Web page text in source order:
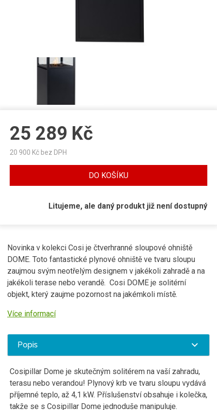
25 289 Kč
20 900 Kč bez DPH
DO KOŠÍKU
Litujeme, ale daný produkt již není dostupný
Novinka v kolekci Cosi je čtverhranné sloupové ohniště
DOME. Toto fantastické plynové ohniště ve tvaru sloupu
zaujmou svým neotřelým designem v jakékoli zahradě a na
jakékoli terase nebo verandě. Cosi DOME je solitérní
objekt, který zaujme pozornost na jakémkoli místě.
Více informací
Popis
Cosipillar Dome je skutečným solitérem na vaší zahradu,
terasu nebo verandou! Plynový krb ve tvaru sloupu vydává
příjemné teplo, až 4,1 kW. Příslušenství obsahuje i kolečka,
takže se s Cosipillar Dome jednoduše manipuluje.